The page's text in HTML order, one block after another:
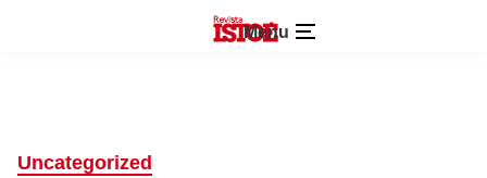
Menu
Uncategorized